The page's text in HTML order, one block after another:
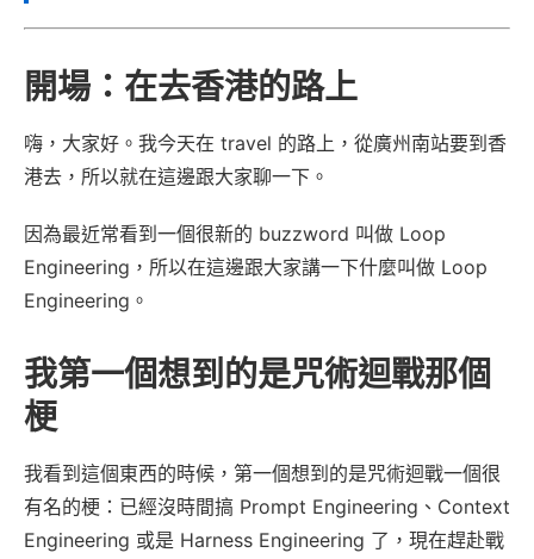
開場：在去香港的路上
嗨，大家好。我今天在 travel 的路上，從廣州南站要到香
港去，所以就在這邊跟大家聊一下。
因為最近常看到一個很新的 buzzword 叫做 Loop
Engineering，所以在這邊跟大家講一下什麼叫做 Loop
Engineering。
我第一個想到的是咒術迴戰那個
梗
我看到這個東西的時候，第一個想到的是咒術迴戰一個很
有名的梗：已經沒時間搞 Prompt Engineering、Context
Engineering 或是 Harness Engineering 了，現在趕赴戰